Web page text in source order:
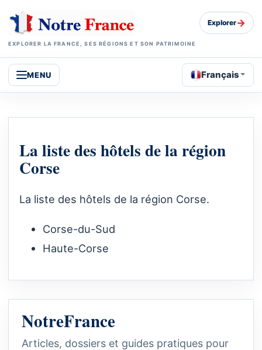
EXPLORER LA FRANCE, SES RÉGIONS ET SON PATRIMOINE
Explorer→
MENU Français
La liste des hôtels de la région
Corse
La liste des hôtels de la région Corse.
Corse-du-Sud
Haute-Corse
NotreFrance
Articles, dossiers et guides pratiques pour